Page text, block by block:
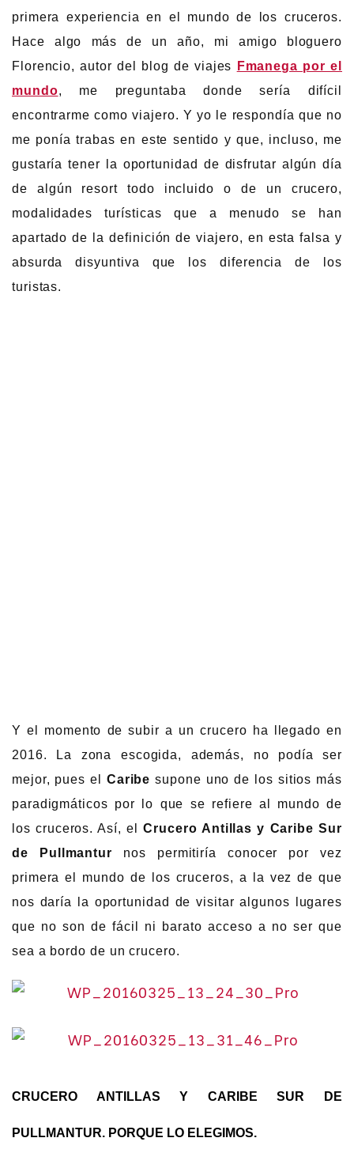
primera experiencia en el mundo de los cruceros.
Hace algo más de un año, mi amigo bloguero
Florencio, autor del blog de viajes
Fmanega por el
mundo, me preguntaba donde sería difícil
encontrarme como viajero. Y yo le respondía que no
me ponía trabas en este sentido y que, incluso, me
gustaría tener la oportunidad de disfrutar algún día
de algún resort todo incluido o de un crucero,
modalidades turísticas que a menudo se han
apartado de la definición de viajero, en esta falsa y
absurda disyuntiva que los diferencia de los
turistas.
Y el momento de subir a un crucero ha llegado en
2016. La zona escogida, además, no podía ser
mejor, pues el Caribesupone uno de los sitios más
paradigmáticos por lo que se refiere al mundo de
los cruceros. Así, elCrucero Antillas y Caribe Sur
de Pullmantur nos permitiría conocer por vez
primera el mundo de los cruceros, a la vez de que
nos daría la oportunidad de visitar algunos lugares
que no son de fácil ni barato acceso a no ser que
sea a bordo de un crucero.
CRUCERO ANTILLAS Y CARIBE SUR DE
PULLMANTUR. PORQUE LO ELEGIMOS.